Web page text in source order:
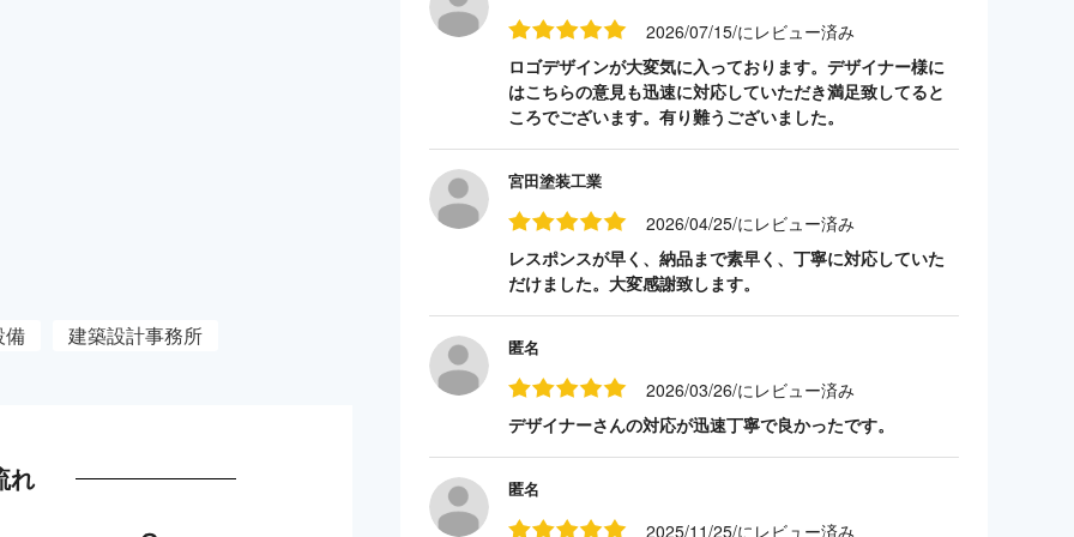
備 建築設計事務所
れ
2026/07/15/にレビュー済み
ロゴデザインが大変気に入っております。デザイナー様に
はこちらの意見も迅速に対応していただき満足致してると
ころでございます。有り難うございました。
宮田塗装工業
2026/04/25/にレビュー済み
レスポンスが早く、納品まで素早く、丁寧に対応していた
だけました。大変感謝致します。
匿名
2026/03/26/にレビュー済み
デザイナーさんの対応が迅速丁寧で良かったです。
匿名
2025/11/25/にレビュー済み